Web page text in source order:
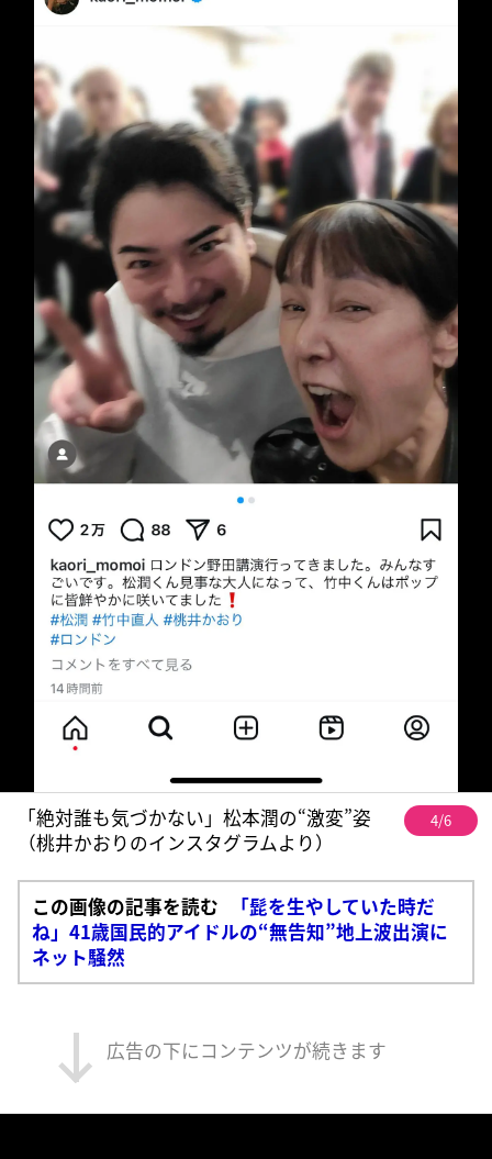
「絶対誰も気づかない」松本潤の“激変”姿
（桃井かおりのインスタグラムより）
4/6
この画像の記事を読む
「髭を生やしていた時だ
ね」41歳国民的アイドルの“無告知”地上波出演に
ネット騒然
広告の下にコンテンツが続きます